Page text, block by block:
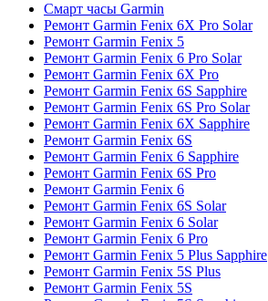
Смарт часы Garmin
Ремонт Garmin Fenix 6X Pro Solar
Ремонт Garmin Fenix 5
Ремонт Garmin Fenix 6 Pro Solar
Ремонт Garmin Fenix 6X Pro
Ремонт Garmin Fenix 6S Sapphire
Ремонт Garmin Fenix 6S Pro Solar
Ремонт Garmin Fenix 6X Sapphire
Ремонт Garmin Fenix 6S
Ремонт Garmin Fenix 6 Sapphire
Ремонт Garmin Fenix 6S Pro
Ремонт Garmin Fenix 6
Ремонт Garmin Fenix 6S Solar
Ремонт Garmin Fenix 6 Solar
Ремонт Garmin Fenix 6 Pro
Ремонт Garmin Fenix 5 Plus Sapphire
Ремонт Garmin Fenix 5S Plus
Ремонт Garmin Fenix 5S